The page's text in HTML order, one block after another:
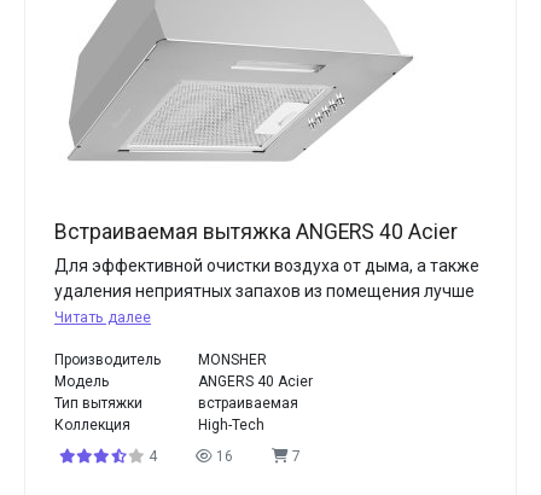
Встраиваемая вытяжка ANGERS 40 Acier
Для эффективной очистки воздуха от дыма, а также
удаления неприятных запахов из помещения лучше
Читать далее
Производитель
MONSHER
Модель
ANGERS 40 Acier
Тип вытяжки
встраиваемая
Коллекция
High-Tech
4
16 7